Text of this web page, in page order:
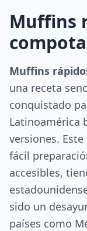
Muffins
Muffins
una receta
conquistado
Latinoamérica
versiones.
fácil
accesibles,
sido un
países como